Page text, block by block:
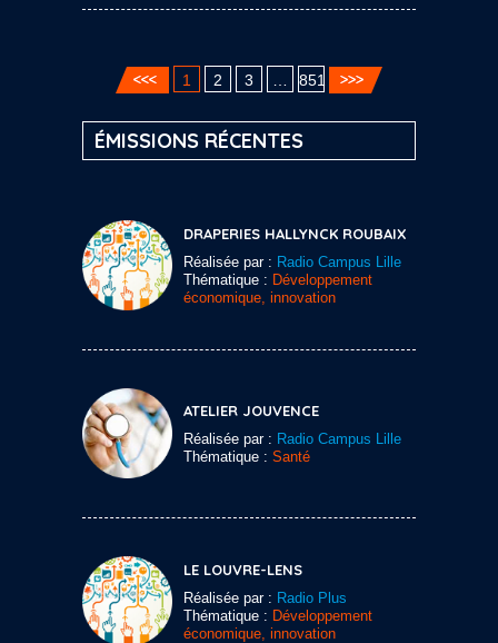
1 2 3 851
ÉMISSIONS RÉCENTES
DRAPERIES HALLYNCK ROUBAIX
Réalisée par : Radio Campus Lille
Thématique : Développement
économique, innovation
ATELIER JOUVENCE
Réalisée par : Radio Campus Lille
Thématique : Santé
LE LOUVRE-LENS
Réalisée par : Radio Plus
Thématique : Développement
économique, innovation